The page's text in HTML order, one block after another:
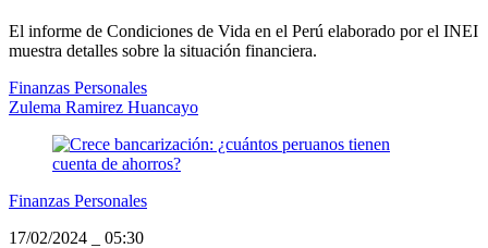
El informe de Condiciones de Vida en el Perú elaborado por el INEI
muestra detalles sobre la situación financiera.
Finanzas Personales
Zulema Ramirez Huancayo
Finanzas Personales
17/02/2024
05:30